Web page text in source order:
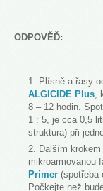
ODPOVĚĎ:
Plísně a řasy
ALGICIDE Plus,
8 – 12 hodin.
1 : 5, je cca 0,5
struktura) při
Dalším
mikroarmovanou
Primer (spotřeba
Počkejte než